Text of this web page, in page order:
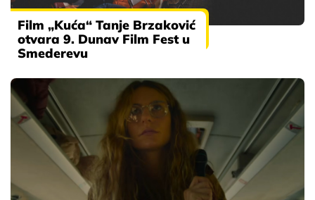
Film „Kuća“ Tanje Brzaković
otvara 9. Dunav Film Fest u
Smederevu